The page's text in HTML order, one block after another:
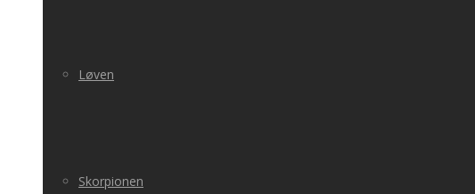
Løven
Skorpionen